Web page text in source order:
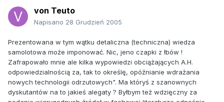
von Teuto
Napisano 28 Grudzień 2005
Prezentowana w tym wątku detaliczna (techniczna) wiedza
samolotowa może imponować. Nic, jeno czapki z łbów !
Zafrapowało mnie ale kilka wypowiedzi obciążających A.H.
odpowiedzialnością za, tak to określę, opóźnianie wdrażania
nowych technologii odrzutowych". Ma któryś z szanownych
dyskutantów na to jakieś alegaty ? Byłbym też wdzięczny za